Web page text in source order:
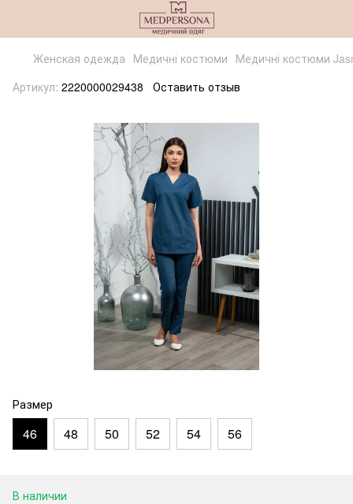
Женская одежда Медичні костюми Медичні костюми
Артикул: 2220000029438 Оставить отзыв
Размер
46 48 50 52 54 56
В наличии